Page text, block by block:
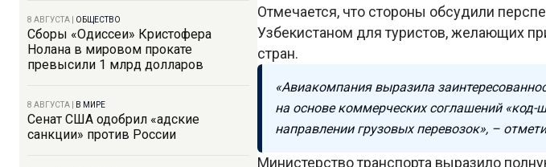
8 АВГУСТА ОБЩЕСТВО
Сборы «Одиссеи» Кристофера
Нолана в мировом прокате
превысили 1 млрд долларов
8 АВГУСТА В МИРЕ
Сенат США одобрил «адские
санкции» против России
Отмечается, что стороны обсудили
Узбекистаном для туристов, желающих
стран.
«Авиакомпания выразила
на основе коммерческих соглашений «код-
направлении грузовых перевозок», –
Министерство транспорта выразило